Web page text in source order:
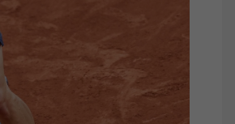
Einstellungen, falls der
dies eingestellt hat.